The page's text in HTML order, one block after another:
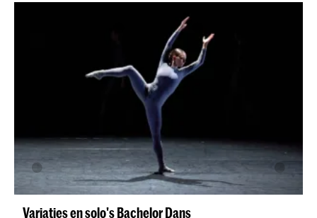
Variaties en solo's Bachelor Dans